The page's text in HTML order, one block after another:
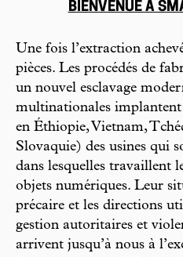
BIENVENUE À
Une fois l’extraction
pièces. Les procédés de
un nouvel esclavage
multinationales
en Éthiopie, Vietnam,
Slovaquie) des usines qui
dans lesquelles travaillent
objets numériques. Leur
précaire et les directions
gestion autoritaires et
arrivent jusqu’à nous à